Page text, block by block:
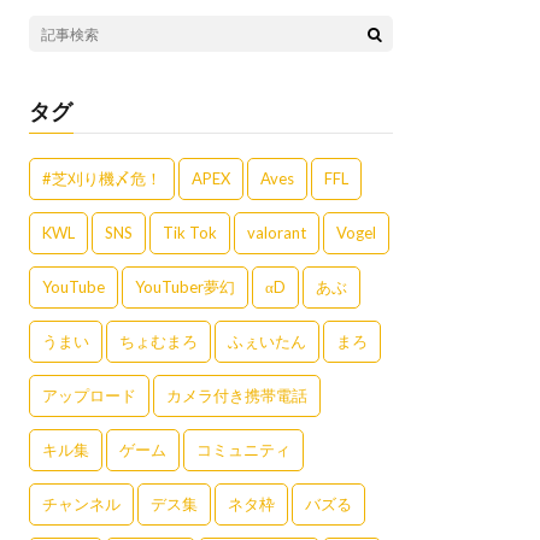
タグ
#芝刈り機〆危！ APEX Aves FFL
KWL SNS Tik Tok valorant Vogel
YouTube YouTuber夢幻 αD あぶ
うまい ちょむまろ ふぇいたん まろ
アップロード カメラ付き携帯電話
キル集 ゲーム コミュニティ
チャンネル デス集 ネタ枠 バズる